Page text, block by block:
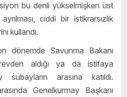
bu denli yükselmişken üst
ciddi bir istikrarsızlık
kullandı.
dönemde Savunma Bakanı
aldığı ya da istifaya
arasına katıldı.
Genelkurmay Başkanı